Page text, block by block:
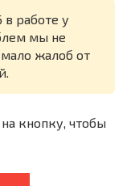
в работе у
мы не
жалоб от
кнопку, чтобы